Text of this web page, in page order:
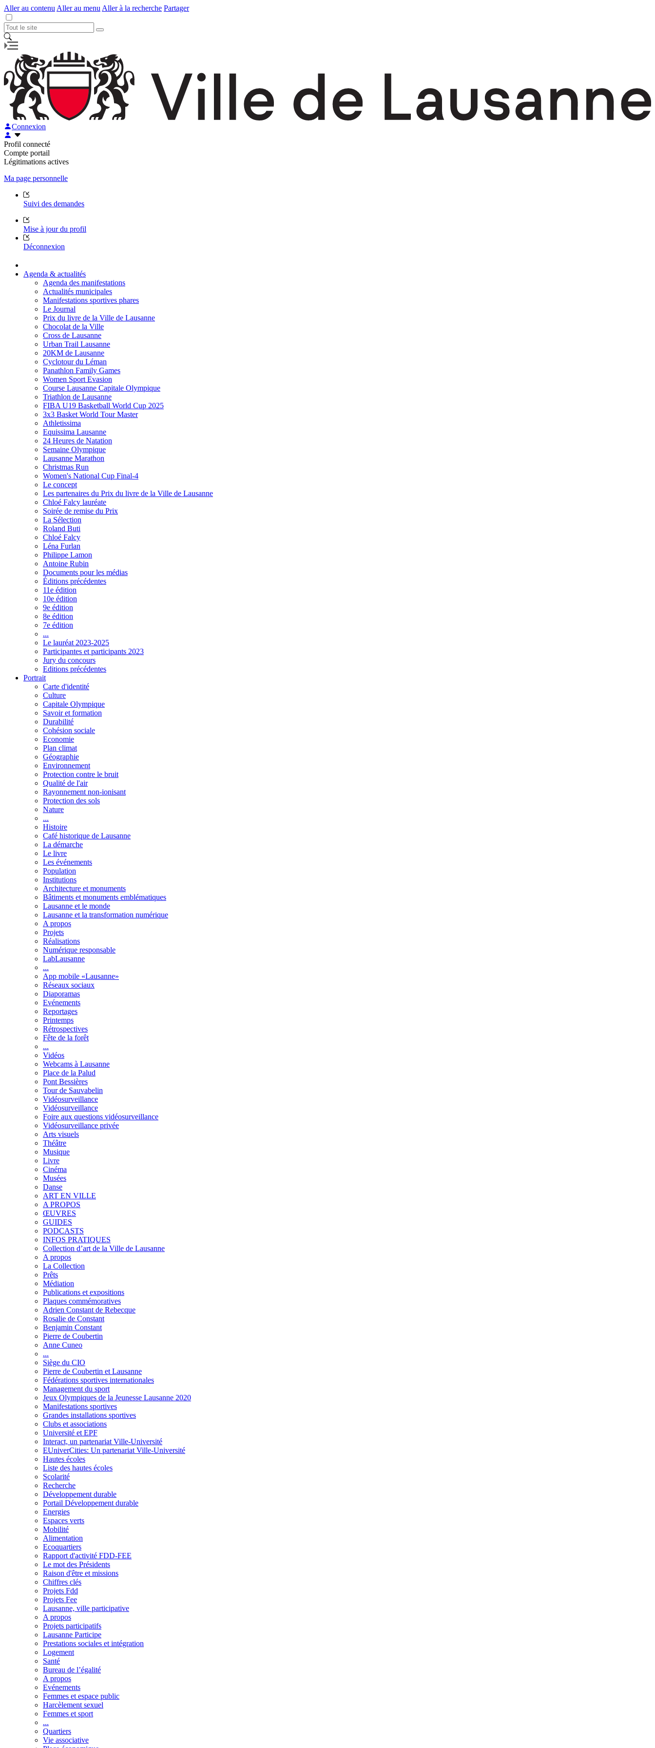
Aller au contenu Aller au menu Aller à la recherche Partager
Connexion
Profil connecté
Compte portail
Légitimations actives
Ma page personnelle
Suivi des demandes
Mise à jour du profil
Déconnexion
Agenda & actualités
Agenda des manifestations
Actualités municipales
Manifestations sportives phares
Le Journal
Prix du livre de la Ville de Lausanne
Chocolat de la Ville
Cross de Lausanne
Urban Trail Lausanne
20KM de Lausanne
Cyclotour du Léman
Panathlon Family Games
Women Sport Evasion
Course Lausanne Capitale Olympique
Triathlon de Lausanne
FIBA U19 Basketball World Cup 2025
3x3 Basket World Tour Master
Athletissima
Equissima Lausanne
24 Heures de Natation
Semaine Olympique
Lausanne Marathon
Christmas Run
Women's National Cup Final-4
Le concept
Les partenaires du Prix du livre de la Ville de Lausanne
Chloé Falcy lauréate
Soirée de remise du Prix
La Sélection
Roland Buti
Chloé Falcy
Léna Furlan
Philippe Lamon
Antoine Rubin
Documents pour les médias
Éditions précédentes
11e édition
10e édition
9e édition
8e édition
7e édition
...
Le lauréat 2023-2025
Participantes et participants 2023
Jury du concours
Editions précédentes
Portrait
Carte d'identité
Culture
Capitale Olympique
Savoir et formation
Durabilité
Cohésion sociale
Economie
Plan climat
Géographie
Environnement
Protection contre le bruit
Qualité de l'air
Rayonnement non-ionisant
Protection des sols
Nature
...
Histoire
Café historique de Lausanne
La démarche
Le livre
Les événements
Population
Institutions
Architecture et monuments
Bâtiments et monuments emblématiques
Lausanne et le monde
Lausanne et la transformation numérique
A propos
Projets
Réalisations
Numérique responsable
LabLausanne
...
App mobile «Lausanne»
Réseaux sociaux
Diaporamas
Evénements
Reportages
Printemps
Rétrospectives
Fête de la forêt
...
Vidéos
Webcams à Lausanne
Place de la Palud
Pont Bessières
Tour de Sauvabelin
Vidéosurveillance
Vidéosurveillance
Foire aux questions vidéosurveillance
Vidéosurveillance privée
Arts visuels
Théâtre
Musique
Livre
Cinéma
Musées
Danse
ART EN VILLE
A PROPOS
ŒUVRES
GUIDES
PODCASTS
INFOS PRATIQUES
Collection d’art de la Ville de Lausanne
A propos
La Collection
Prêts
Médiation
Publications et expositions
Plaques commémoratives
Adrien Constant de Rebecque
Rosalie de Constant
Benjamin Constant
Pierre de Coubertin
Anne Cuneo
...
Siège du CIO
Pierre de Coubertin et Lausanne
Fédérations sportives internationales
Management du sport
Jeux Olympiques de la Jeunesse Lausanne 2020
Manifestations sportives
Grandes installations sportives
Clubs et associations
Université et EPF
Interact, un partenariat Ville-Université
EUniverCities: Un partenariat Ville-Université
Hautes écoles
Liste des hautes écoles
Scolarité
Recherche
Développement durable
Portail Développement durable
Energies
Espaces verts
Mobilité
Alimentation
Ecoquartiers
Rapport d'activité FDD-FEE
Le mot des Présidents
Raison d'être et missions
Chiffres clés
Projets Fdd
Projets Fee
Lausanne, ville participative
A propos
Projets participatifs
Lausanne Participe
Prestations sociales et intégration
Logement
Santé
Bureau de l’égalité
A propos
Evénements
Femmes et espace public
Harcèlement sexuel
Femmes et sport
...
Quartiers
Vie associative